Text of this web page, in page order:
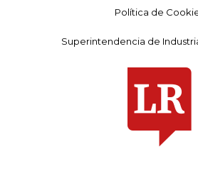
Política de
Superintendencia de